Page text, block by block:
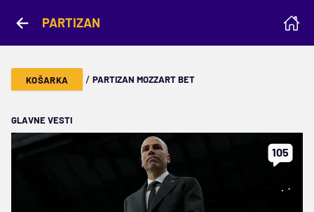
PARTIZAN
KOŠARKA / PARTIZAN MOZZART BET
GLAVNE VESTI
105